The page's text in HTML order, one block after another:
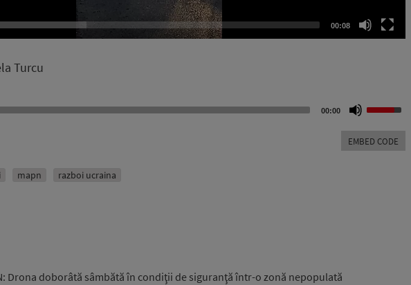
00:08
Turcu
00:00
Up/Down
keys
EMBED CODE
mapn razboi ucraina
Drona doborâtă sâmbătă în condiţii de siguranţă într-o zonă nepopulată